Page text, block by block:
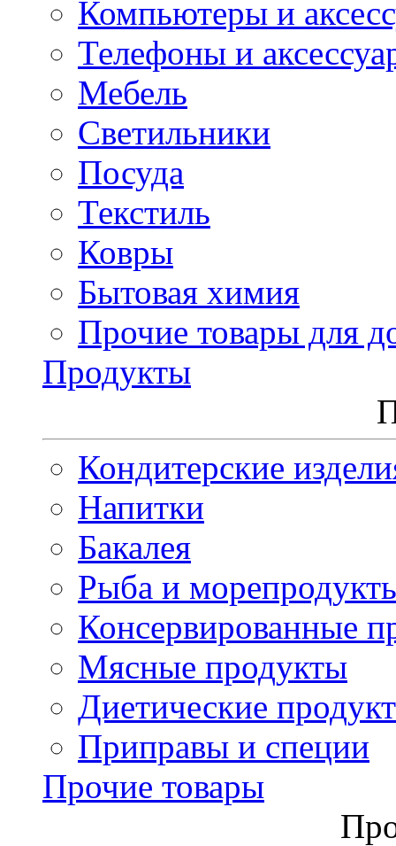
Компьютеры и
Телефоны и
Мебель
Светильники
Посуда
Текстиль
Ковры
Бытовая химия
Прочие товары для
Продукты
Кондитерские
Напитки
Бакалея
Рыба и
Консервированные
Мясные продукты
Диетические
Приправы и специи
Прочие товары